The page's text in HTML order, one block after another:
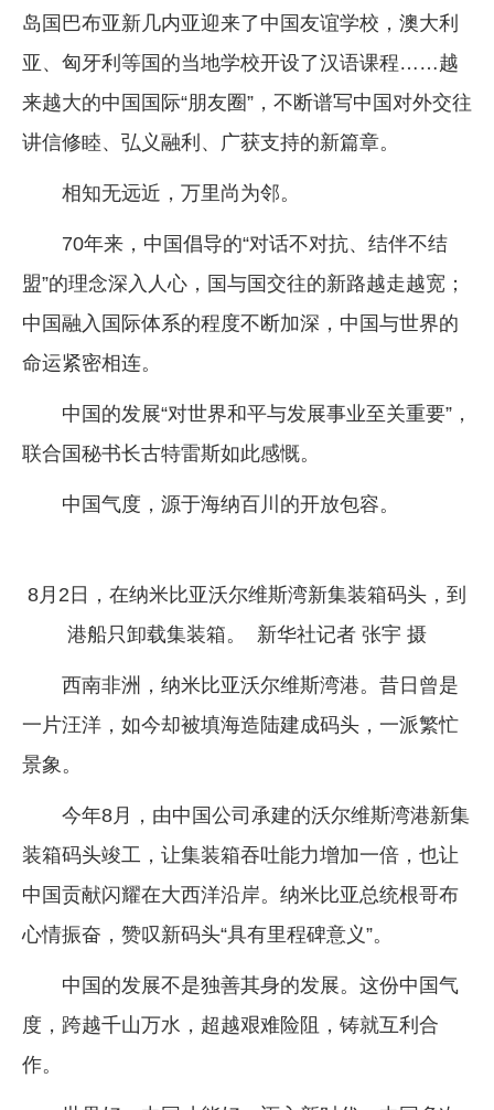
岛国巴布亚新几内亚迎来了中国友谊学校，澳大利
亚、匈牙利等国的当地学校开设了汉语课程……越
来越大的中国国际“朋友圈”，不断谱写中国对外交往
讲信修睦、弘义融利、广获支持的新篇章。
相知无远近，万里尚为邻。
70年来，中国倡导的“对话不对抗、结伴不结
盟”的理念深入人心，国与国交往的新路越走越宽；
中国融入国际体系的程度不断加深，中国与世界的
命运紧密相连。
中国的发展“对世界和平与发展事业至关重要”，
联合国秘书长古特雷斯如此感慨。
中国气度，源于海纳百川的开放包容。
8月2日，在纳米比亚沃尔维斯湾新集装箱码头，到
港船只卸载集装箱。 新华社记者 张宇 摄
西南非洲，纳米比亚沃尔维斯湾港。昔日曾是
一片汪洋，如今却被填海造陆建成码头，一派繁忙
景象。
今年8月，由中国公司承建的沃尔维斯湾港新集
装箱码头竣工，让集装箱吞吐能力增加一倍，也让
中国贡献闪耀在大西洋沿岸。纳米比亚总统根哥布
心情振奋，赞叹新码头“具有里程碑意义”。
中国的发展不是独善其身的发展。这份中国气
度，跨越千山万水，超越艰难险阻，铸就互利合
作。